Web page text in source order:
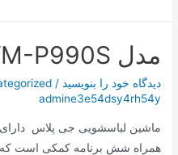
دستی
ناسا
الکتریک
مدل GWM-P990S
دیدگاه‌ خود را بنویسید /
admine3e54dsy4rh54y
همراه شش برنامه کمکی است که